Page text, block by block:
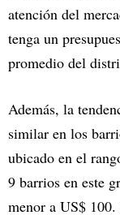
atención del
tenga un
promedio del
Además, la
similar en los
ubicado en el
9 barrios en este
menor a US$